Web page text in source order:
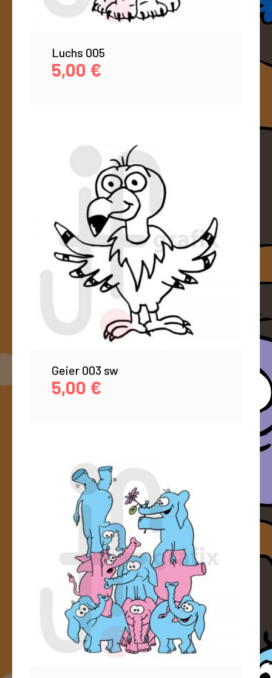
Luchs 005
5,00 €
Geier 003 sw
5,00 €